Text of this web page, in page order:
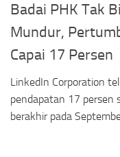
Badai PHK Tak
Mundur,
Capai 17 Persen
LinkedIn Corporation
pendapatan 17 persen
berakhir pada